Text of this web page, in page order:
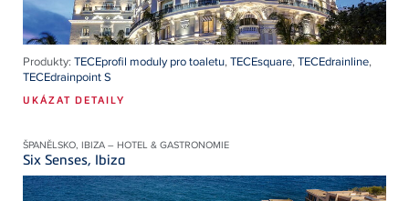
Produkty: TECEprofil moduly pro toaletu,TECEsquare,TECEdrainline,
TECEdrainpoint S
UKÁZAT DETAILY
ŠPANĚLSKO, IBIZA – HOTEL & GASTRONOMIE
Six Senses, Ibiza